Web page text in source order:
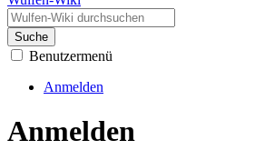
Suche
Benutzermenü
Anmelden
Anmelden